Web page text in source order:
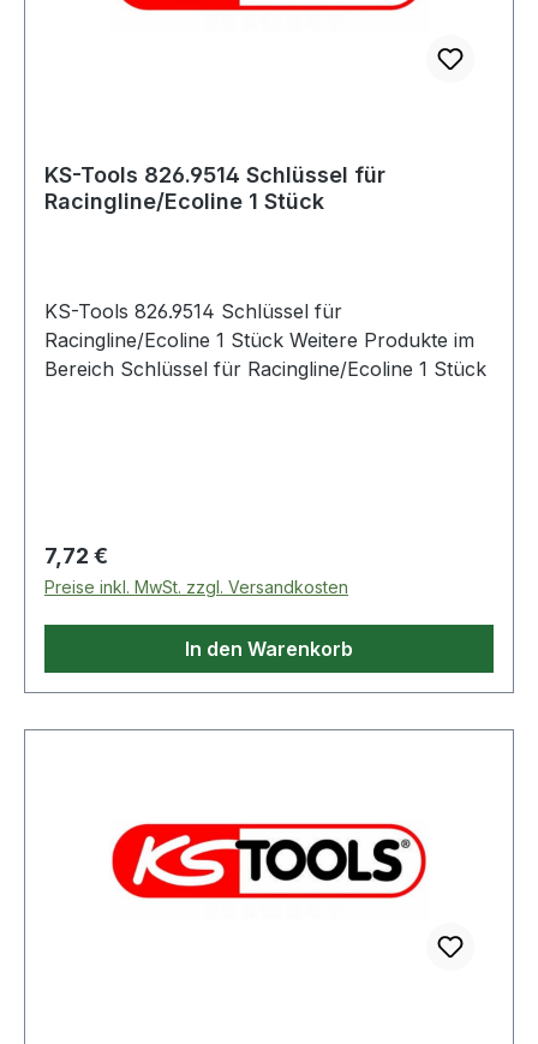
KS-Tools 826.9514 Schlüssel für
Racingline/Ecoline 1 Stück
KS-Tools 826.9514 Schlüssel für
Racingline/Ecoline 1 Stück Weitere Produkte im
Bereich Schlüssel für Racingline/Ecoline 1 Stück
Regulärer Preis:
7,72 €
Preise inkl. MwSt. zzgl. Versandkosten
In den Warenkorb